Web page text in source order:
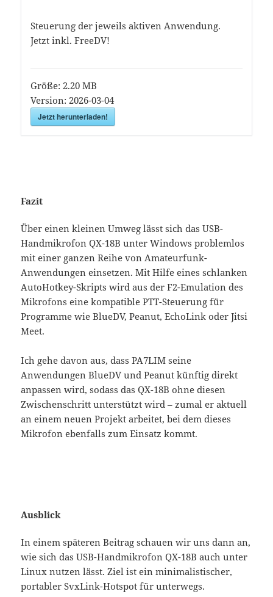
Steuerung der jeweils aktiven Anwendung.
Jetzt inkl. FreeDV!
Größe:2.20 MB
Version:2026-03-04
Jetzt herunterladen!
Fazit
Über einen kleinen Umweg lässt sich das USB-
Handmikrofon QX-18B unter Windows problemlos
mit einer ganzen Reihe von Amateurfunk-
Anwendungen einsetzen. Mit Hilfe eines schlanken
AutoHotkey-Skripts wird aus der F2-Emulation des
Mikrofons eine kompatible PTT-Steuerung für
Programme wie BlueDV, Peanut, EchoLink oder Jitsi
Meet.
Ich gehe davon aus, dass PA7LIM seine
Anwendungen BlueDV und Peanut künftig direkt
anpassen wird, sodass das QX-18B ohne diesen
Zwischenschritt unterstützt wird – zumal er aktuell
an einem neuen Projekt arbeitet, bei dem dieses
Mikrofon ebenfalls zum Einsatz kommt.
Ausblick
In einem späteren Beitrag schauen wir uns dann an,
wie sich das USB-Handmikrofon QX-18B auch unter
Linux nutzen lässt. Ziel ist ein minimalistischer,
portabler SvxLink-Hotspot für unterwegs.